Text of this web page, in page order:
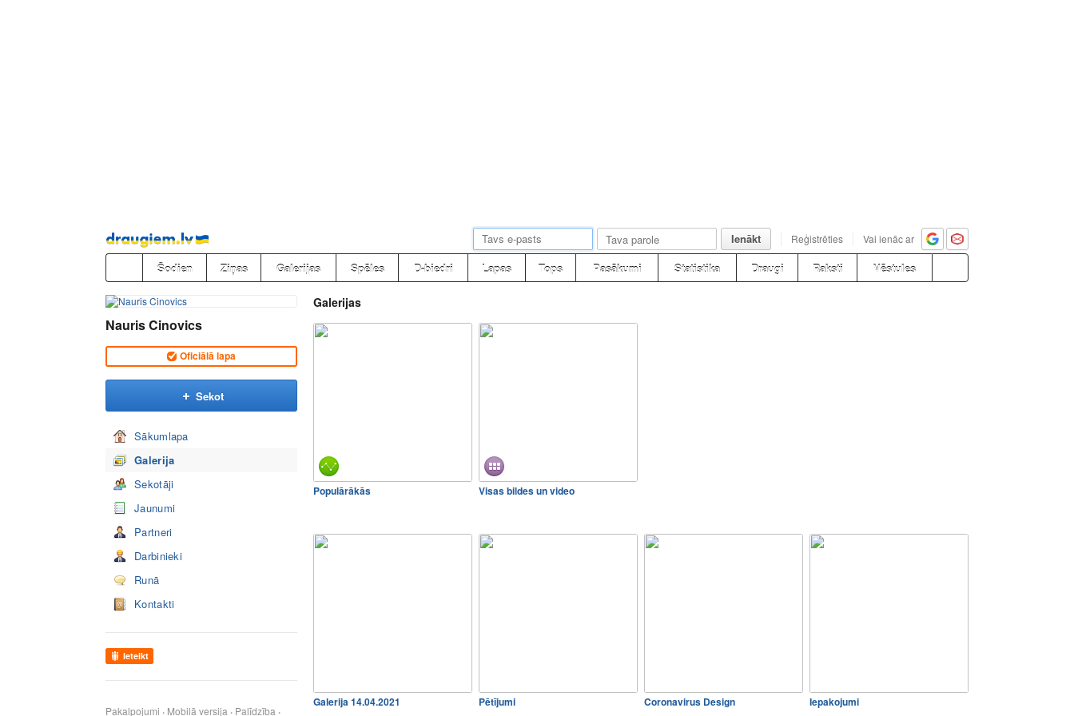
Pāriet
uz
saturu
Ienākt Reģistrēties Vai ienāc ar
Šodien Ziņas Galerijas Spēles D-biedri Lapas Tops Pasākumi Statistika Draugi Raksti Vēstules
Nauris Cinovics
Oficiālā lapa
Sekot
Sākumlapa
Galerija
Sekotāji
Jaunumi
Partneri
Darbinieki
Runā
Kontakti
Ieteikt
Pakalpojumi Mobilā versija
Palīdzība
Galerijas
Populārākās Visas bildes un video
Galerija 14.04.2021 Pētījumi Coronavirus Design Iepakojumi